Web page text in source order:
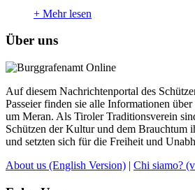
+ Mehr lesen
Über uns
Auf diesem Nachrichtenportal des
Passeier finden sie alle Informationen
um Meran. Als Tiroler Traditionsverein
Schützen der Kultur und dem Brauchtum
und setzten sich für die Freiheit und
About us (English Version) | Chi siamo?